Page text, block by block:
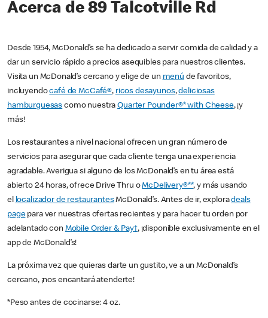
Acerca de 89 Talcotville Rd
Desde 1954, McDonald’s se ha dedicado a servir comida de calidad y a
dar un servicio rápido a precios asequibles para nuestros clientes.
Visita un McDonald’s cercano y elige de un menú de favoritos,
incluyendocafé de McCafé®, ricos desayunos,deliciosas
hamburguesas como nuestraQuarter Pounder®* with Cheese, ¡y
más!
Los restaurantes a nivel nacional ofrecen un gran número de
servicios para asegurar que cada cliente tenga una experiencia
agradable. Averigua si alguno de los McDonald’s en tu área está
abierto 24 horas, ofrece Drive Thru oMcDelivery®**, y más usando
el localizador de restaurantesMcDonald’s. Antes de ir, exploradeals
pagepara ver nuestras ofertas recientes y para hacer tu orden por
adelantado con Mobile Order & Pay†, ¡disponible exclusivamente en el
app de McDonald’s!
La próxima vez que quieras darte un gustito, ve a un McDonald’s
cercano, ¡nos encantará atenderte!
*Peso antes de cocinarse: 4 oz.